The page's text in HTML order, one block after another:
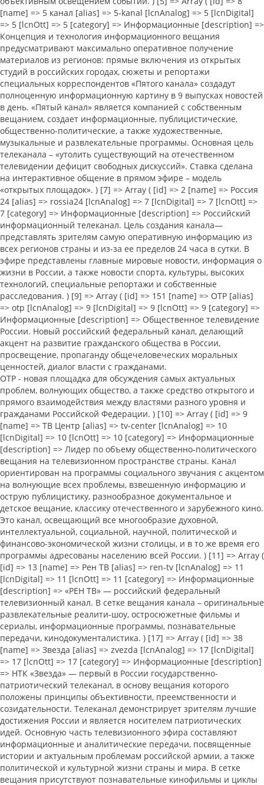
[name] => 5 канал [alias] => 5-kanal [lcnAnalog] => 5 [lcnDigital]
=> 5 [lcnOtt] => 5 [category] => Информационные [description] =>
Концепция и технология информационного вещания
предусматривают максимально оперативное получение
материалов из регионов: прямые включения из открытых
студий в российских городах, сюжеты и репортажи
специальных корреспондентов «Пятого канала» создадут
полноценную информационную картину в 9 выпусках новостей
в день. «Пятый канал» является компанией с собственным
вещанием, создает информационные, публицистические,
общественно-политические, а также художественные,
музыкальные и развлекательные программы. Основная цель
телеканала – «утолить существующий на отечественном
телевидении дефицит свободных дискуссий». Ставка сделана
на интерактивное общение в прямом эфире – модель
«открытых площадок». ) [7] => Array ( [id] => 2 [name] => Россия
24 [alias] => rossia24 [lcnAnalog] => 7 [lcnDigital] => 7 [lcnOtt] =>
7 [category] => Информационные [description] => Российский
информационный телеканал. Цель создания канала—
представлять зрителям самую оперативную информацию из
всех регионов страны и из-за ее пределов 24 часа в сутки. В
эфире представлены главные мировые новости, информация о
жизни в России, а также новости спорта, культуры, высоких
технологий, специальные репортажи и собственные
расследования. ) [9] => Array ( [id] => 151 [name] => ОТР [alias]
=> otp [lcnAnalog] => 9 [lcnDigital] => 9 [lcnOtt] => 9 [category] =>
Информационные [description] => Общественное телевидение
России. Новый российский федеральный канал, делающий
акцент на развитие гражданского общества в России,
просвещение, пропаганду общечеловеческих моральных
ценностей, диалог власти с гражданами.
ОТР - новая площадка для обсуждения самых актуальных
проблем, волнующих общество, а также средство открытого и
прямого взаимодействия между властями разного уровня и
гражданами Российской Федерации. ) [10] => Array ( [id] => 9
[name] => ТВ Центр [alias] => tv-center [lcnAnalog] => 10
[lcnDigital] => 10 [lcnOtt] => 10 [category] => Информационные
[description] => Лидер по объему общественно-политического
вещания на телевизионном пространстве страны. Канал
ориентирован на программы социального звучания с акцентом
на волнующие всех проблемы, взвешенную информацию и
острую публицистику, разнообразное документальное и
детское вещание, классику отечественного и зарубежного кино.
Это канал, освещающий все многообразие духовной,
интеллектуальной, социальной, научной, политической и
финансово-экономической жизни столицы, и в то же время его
программы адресованы населению всей России. ) [11] => Array (
[id] => 13 [name] => Рен ТВ [alias] => ren-tv [lcnAnalog] => 11
[lcnDigital] => 11 [lcnOtt] => 11 [category] => Информационные
[description] => «РЕН ТВ» — российский федеральный
телевизионный канал. В сетке вещания канала – оригинальные
развлекательные реалити‑шоу, остросюжетные фильмы и
сериалы, информационные программы, познавательные
передачи, кинодокументалистика. ) [17] => Array ( [id] => 38
[name] => Звезда [alias] => zvezda [lcnAnalog] => 17 [lcnDigital]
=> 17 [lcnOtt] => 17 [category] => Информационные [description]
=> НТК «Звезда» — первый в России государственно-
патриотический телеканал, в основу вещания которого
положены принципы объективности, преемственности и
созидательности. Телеканал демонстрирует зрителям лучшие
достижения России и является носителем патриотических
идей. Основную часть телевизионного эфира составляют
информационные и аналитические передачи, посвященные
истории и актуальным проблемам российской армии, а также
политической и культурной жизни страны и мира. В сетке
вещания присутствуют познавательные кинофильмы и циклы